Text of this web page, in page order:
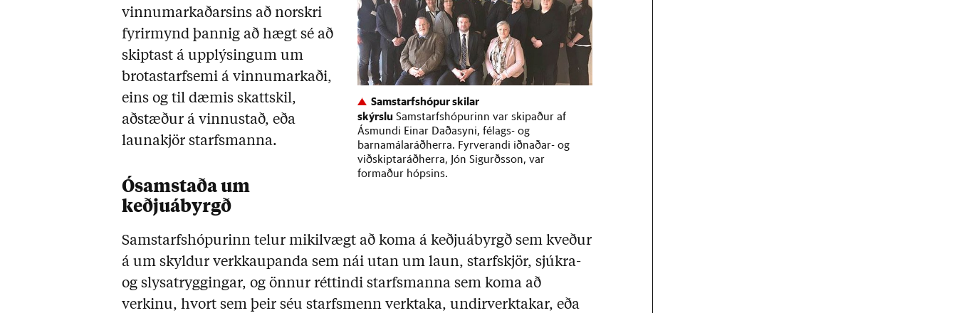
Samstarfshópur skilar
skýrslu Samstarfshópurinn var skipaður af
Ásmundi Einar Daðasyni, félags- og
barnamálaráðherra. Fyrverandi iðnaðar- og
viðskiptaráðherra, Jón Sigurðsson, var
formaður hópsins.
vinnumarkaðarsins að norskri
fyrirmynd þannig að hægt sé að
skiptast á upplýsingum um
brotastarfsemi á vinnumarkaði,
eins og til dæmis skattskil,
aðstæður á vinnustað, eða
launakjör starfsmanna.
Ósamstaða um
keðjuábyrgð
Samstarfshópurinn telur mikilvægt að koma á keðjuábyrgð sem kveður
á um skyldur verkkaupanda sem nái utan um laun, starfskjör, sjúkra-
og slysatryggingar, og önnur réttindi starfsmanna sem koma að
verkinu, hvort sem þeir séu starfsmenn verktaka, undirverktakar, eða